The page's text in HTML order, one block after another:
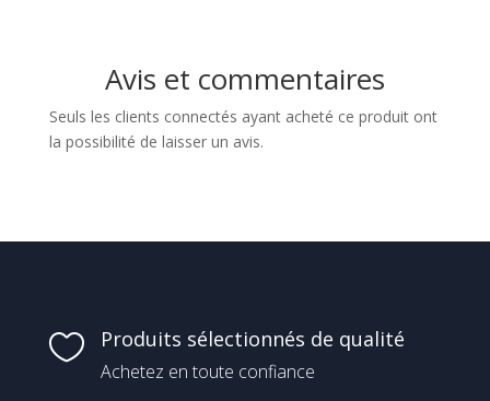
Avis et commentaires
Seuls les clients connectés ayant acheté ce produit ont
la possibilité de laisser un avis.
 Produits sélectionnés de qualité
Achetez en toute confiance